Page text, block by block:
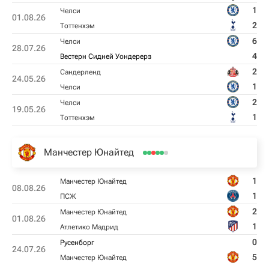
01.08.26
Челси 1
Тоттенхэм 2
28.07.26
Челси 6
Вестерн Сидней Уондерерз 4
24.05.26
Сандерленд 2
Челси 1
19.05.26
Челси 2
Тоттенхэм 1
Манчестер Юнайтед
08.08.26
Манчестер Юнайтед 1
ПСЖ 1
01.08.26
Манчестер Юнайтед 2
Атлетико Мадрид 1
24.07.26
Русенборг 0
Манчестер Юнайтед 5